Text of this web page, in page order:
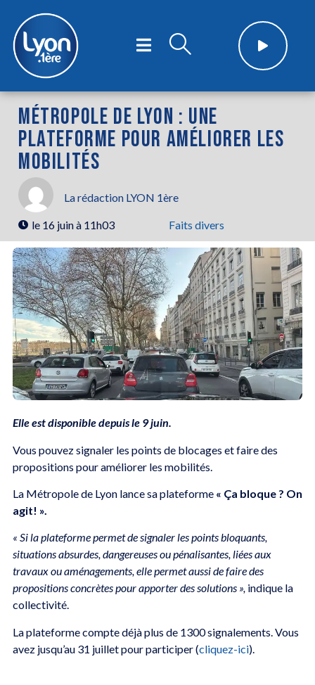
MÉTROPOLE DE LYON : UNE
PLATEFORME POUR AMÉLIORER LES
MOBILITÉS
La rédaction LYON 1ère
le 16 juin à 11h03 Faits divers
Elle est disponible depuis le 9 juin.
Vous pouvez signaler les points de blocages et faire des
propositions pour améliorer les mobilités.
La Métropole de Lyon lance sa plateforme « Ça bloque ? On
agit! ».
« Si la plateforme permet de signaler les points bloquants,
situations absurdes, dangereuses ou pénalisantes, liées aux
travaux ou aménagements, elle permet aussi de faire des
propositions concrètes pour apporter des solutions », indique la
collectivité.
La plateforme compte déjà plus de 1300 signalements. Vous
avez jusqu’au 31 juillet pour participer (cliquez-ici).